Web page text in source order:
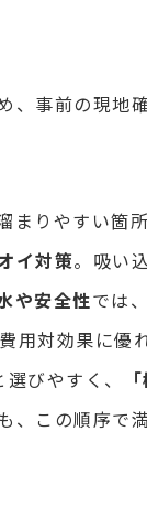
、事前の現地
まりやすい箇
イ対策。吸い
や安全性では
用対効果に優
びやすく、
この順序で